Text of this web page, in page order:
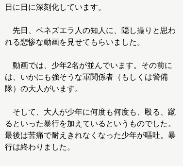
日に日に深刻化しています。
先日、ベネズエラ人の知人に、隠し撮りと思わ
れる悲惨な動画を見せてもらいました。
動画では、少年2名が並んでいます。その前に
は、いかにも強そうな軍関係者（もしくは警備
隊）の大人がいます。
そして、大人が少年に何度も何度も、殴る、蹴
るといった暴行を加えているというものでした。
最後は苦痛で耐えきれなくなった少年が嘔吐。暴
行は終わりました。